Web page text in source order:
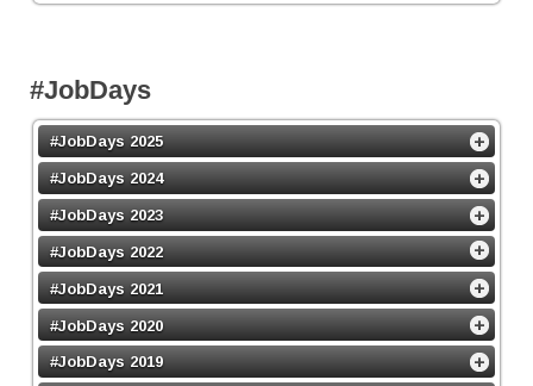
#JobDays
#JobDays 2025
#JobDays 2024
#JobDays 2023
#JobDays 2022
#JobDays 2021
#JobDays 2020
#JobDays 2019